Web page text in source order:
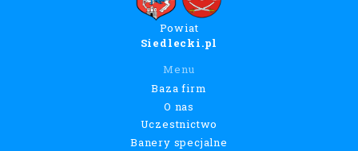
Powiat
Siedlecki.pl
Menu
Baza firm
O nas
Uczestnictwo
Banery specjalne